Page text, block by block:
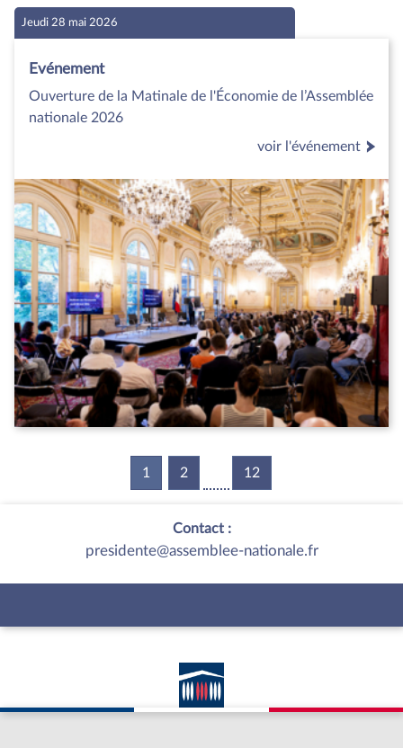
Jeudi 28 mai 2026
Evénement
Ouverture de la Matinale de l'Économie de l’Assemblée
nationale 2026
voir l'événement
1 (current)
2 12
Contact :
presidente@assemblee-nationale.fr